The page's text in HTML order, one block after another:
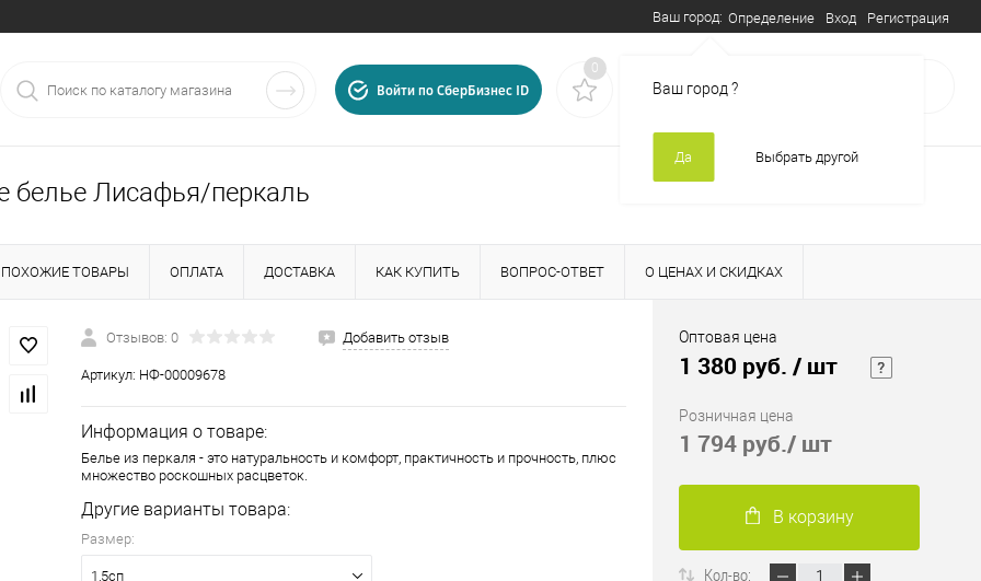
Ваш город: Определение
Ваш город?
Да Выбрать другой
Вход Регистрация
Иваново,ул.
круглосуточно
Войти по СберБизнес ID
0
белье Лисафья/перкаль
ПОХОЖИЕ ТОВАРЫ ОПЛАТА ДОСТАВКА КАК КУПИТЬ ВОПРОС-ОТВЕТ О ЦЕНАХ И СКИДКАХ
Отзывов: 0 Добавить отзыв
Артикул: НФ-00009678
Информация о товаре:
Белье из перкаля - это натуральность и комфорт, практичность и прочность, плюс
множество роскошных расцветок.
Другие варианты товара:
Размер:
1,5сп
Оптовая цена
1 380 руб. / шт
Розничная цена
1 794 руб./ шт
В корзину
Кол-во: